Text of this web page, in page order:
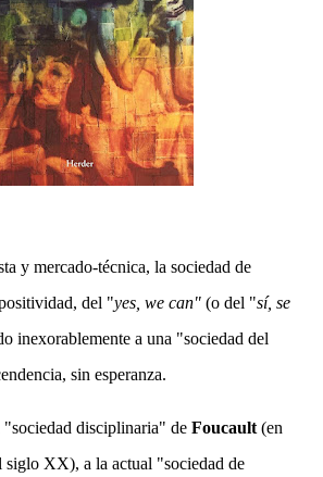
y mercado-técnica, la sociedad de
del "yes, we can" (o del "sí, se
inexorablemente a una "sociedad del
sin esperanza.
"sociedad disciplinaria" de Foucault (en
siglo XX), a la actual "sociedad de